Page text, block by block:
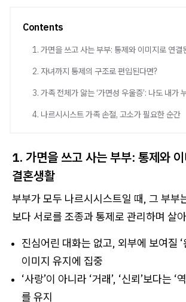
Contents
1. 가면을 쓰고 사는 부부: 통제와 이미지로 연결
2. 자녀까지 통제의 구조로 편입된다면?
3. 가족 전체가 앓는 ‘가면성 우울증’: 나도 내가
4. 나르시시스트 가족 손절, 고소가 필요한 순간
1. 가면을 쓰고 사는 부부: 통제와
결혼생활
부부가 모두 나르시시스트일 때, 그 부부
보다 서로를 조종과 통제로 관리하며 살
진심어린 대화는 없고, 외부에 보여질 ‘
이미지 유지에 집중
‘사랑’이 아니라 ‘거래’, ‘신뢰’보다는 ‘
를 유지